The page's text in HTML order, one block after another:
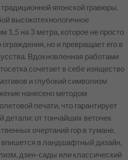
японской гравюры.
высокотехнологичное
1,5 на 3 метра, которое не просто
но и превращает его в
Вдохновленная работами
сочетает в себе изящество
и глубокий символизм
нанесено методом
печати, что гарантирует
детали: от тончайших веточек
очертаний гор в тумане.
в ландшафтный дизайн,
дзен-сады или классический